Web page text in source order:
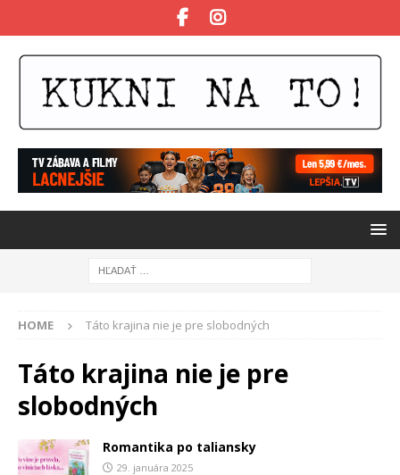
HOME Táto krajina nie je pre slobodných
Táto krajina nie je pre
slobodných
Romantika po taliansky
29. januára 2025